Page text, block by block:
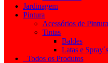
Jardinagem
Pintura
Acessórios de Pintura
Tintas
Baldes
Latas e Spray´s
Todos os Produtos